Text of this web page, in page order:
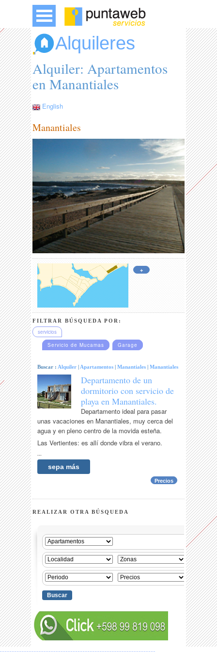
Alquileres
Alquiler: Apartamentos
en Manantiales
English
Manantiales
+
FILTRAR BÚSQUEDA POR:
servicios
Servicio de Mucamas
Garage
Buscar : Alquiler | Apartamentos |Manantiales |Manantiales
Departamento de un
dormitorio con servicio de
playa en Manantiales.
Departamento ideal para pasar
unas vacaciones en Manantiales, muy cerca del
agua y en pleno centro de la movida esteña.
Las Vertientes: es allí donde vibra el verano.
...
sepa más
Precios
REALIZAR OTRA BÚSQUEDA